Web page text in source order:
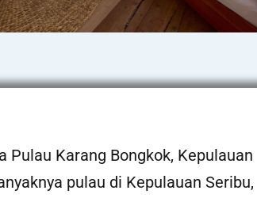
Karang Bongkok, Kepulauan
pulau di Kepulauan Seribu,